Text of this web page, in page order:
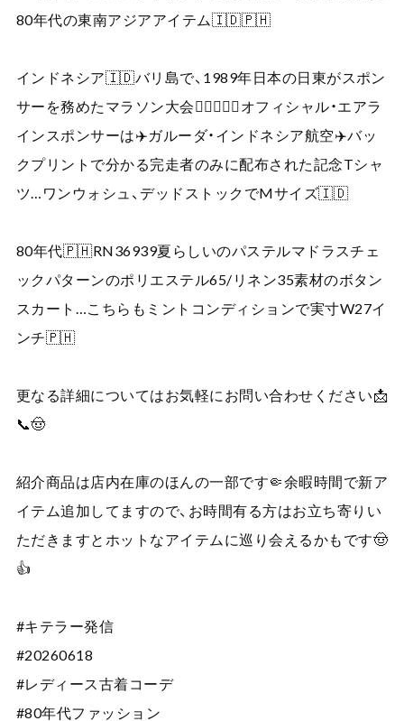
80年代の東南アジアアイテム🇮🇩🇵🇭
インドネシア🇮🇩バリ島で、1989年日本の日東がスポン
サーを務めたマラソン大会🏃‍♀️🏃🏼‍♂️オフィシャル・エアラ
インスポンサーは✈️ガルーダ・インドネシア航空✈️バッ
クプリントで分かる完走者のみに配布された記念Tシャ
ツ…ワンウォシュ、デッドストックでMサイズ🇮🇩
80年代🇵🇭RN36939夏らしいのパステルマドラスチェ
ックパターンのポリエステル65/リネン35素材のボタン
スカート…こちらもミントコンディションで実寸W27イ
ンチ🇵🇭
更なる詳細についてはお気軽にお問い合わせください📩
📞🤠
紹介商品は店内在庫のほんの一部です🤏余暇時間で新ア
イテム追加してますので、お時間有る方はお立ち寄りい
ただきますとホットなアイテムに巡り会えるかもです🤠
👍
#キテラー発信
#20260618
#レディース古着コーデ
#80年代ファッション